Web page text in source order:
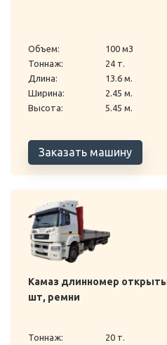
Объем:
100 м3
Тоннаж:
24 т.
Длина:
13.6 м.
Ширина:
2.45 м.
Высота:
5.45 м.
Заказать машину
Камаз длинномер
шт, ремни
Тоннаж:
20 т.